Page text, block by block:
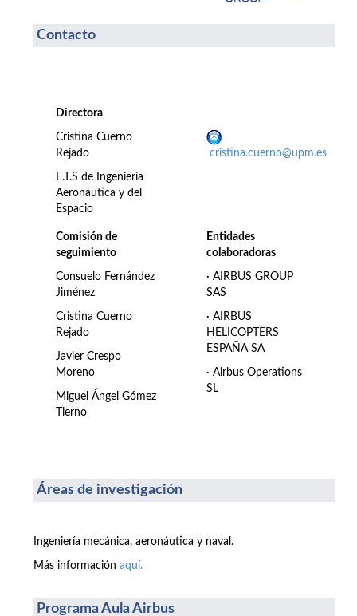
Contacto
Directora
Cristina Cuerno
Rejado
E.T.S de Ingeniería
Aeronáutica y del
Espacio
cristina.cuerno@upm.es
Comisión de
seguimiento
Consuelo Fernández
Jiménez
Cristina Cuerno
Rejado
Javier Crespo
Moreno
Miguel Ángel Gómez
Tierno
Entidades
colaboradoras
· AIRBUS GROUP
SAS
· AIRBUS
HELICOPTERS
ESPAÑA SA
· Airbus Operations
SL
Áreas de investigación
Ingeniería mecánica, aeronáutica y naval.
Más información aquí.
Programa Aula Airbus